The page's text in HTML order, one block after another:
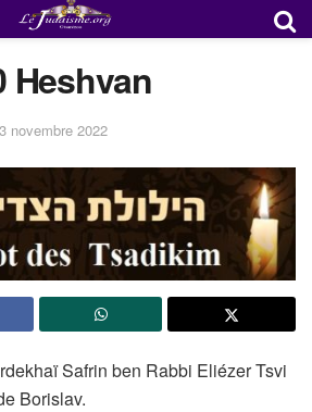
Heshvan
novembre 2022
Safrin ben Rabbi Eliézer Tsvi
Borislav.